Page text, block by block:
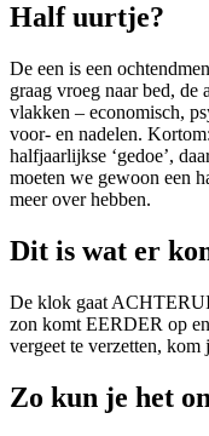
Half uurtje?
De een is een
graag vroeg naar bed, de
vlakken – economisch,
voor- en nadelen.
halfjaarlijkse ‘gedoe’,
moeten we gewoon een
meer over hebben.
Dit is wat er
De klok gaat
zon komt EERDER op
vergeet te verzetten,
Zo kun je het